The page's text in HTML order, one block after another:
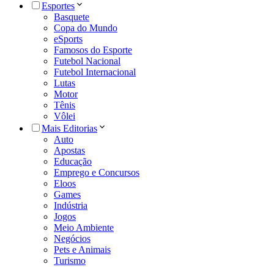
Esportes
Basquete
Copa do Mundo
eSports
Famosos do Esporte
Futebol Nacional
Futebol Internacional
Lutas
Motor
Tênis
Vôlei
Mais Editorias
Auto
Apostas
Educação
Emprego e Concursos
Eloos
Games
Indústria
Jogos
Meio Ambiente
Negócios
Pets e Animais
Turismo